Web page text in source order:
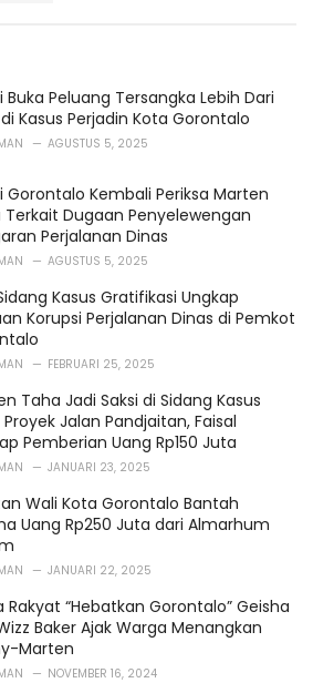
Buka Peluang Tersangka Lebih Dari
Kasus Perjadin Kota Gorontalo
AGUSTUS 5, 2025
Gorontalo Kembali Periksa Marten
Terkait Dugaan Penyelewengan
Perjalanan Dinas
AGUSTUS 5, 2025
Kasus Gratifikasi Ungkap
Korupsi Perjalanan Dinas di Pemkot
FEBRUARI 25, 2025
Taha Jadi Saksi di Sidang Kasus
Proyek Jalan Pandjaitan, Faisal
Pemberian Uang Rp150 Juta
JANUARI 23, 2025
Wali Kota Gorontalo Bantah
Uang Rp250 Juta dari Almarhum
JANUARI 22, 2025
Rakyat “Hebatkan Gorontalo” Geisha
Baker Ajak Warga Menangkan
Marten
NOVEMBER 16, 2024